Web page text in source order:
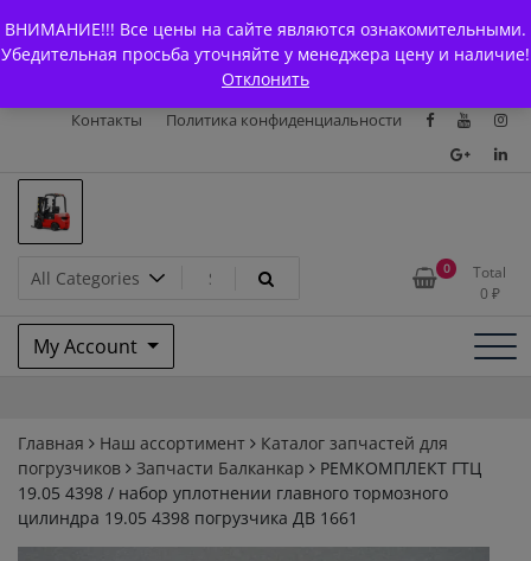
ВНИМАНИЕ!!! Все цены на сайте являются ознакомительными.
Убедительная просьба уточняйте у менеджера цену и наличие!
Отклонить
to
content
Главная
Магазин О Компании
Каталоги
Доставка и оплата
Контакты
Политика конфиденциальности
Запчасти для вилочых
погрузчиков и
электротележек Balkancar
0
Total
0 ₽
My Account
Главная Наш ассортимент
Каталог запчастей для
погрузчиков
Запчасти Балканкар
РЕМКОМПЛЕКТ ГТЦ
19.05 4398 / набор уплотнении главного тормозного
цилиндра 19.05 4398 погрузчика ДВ 1661